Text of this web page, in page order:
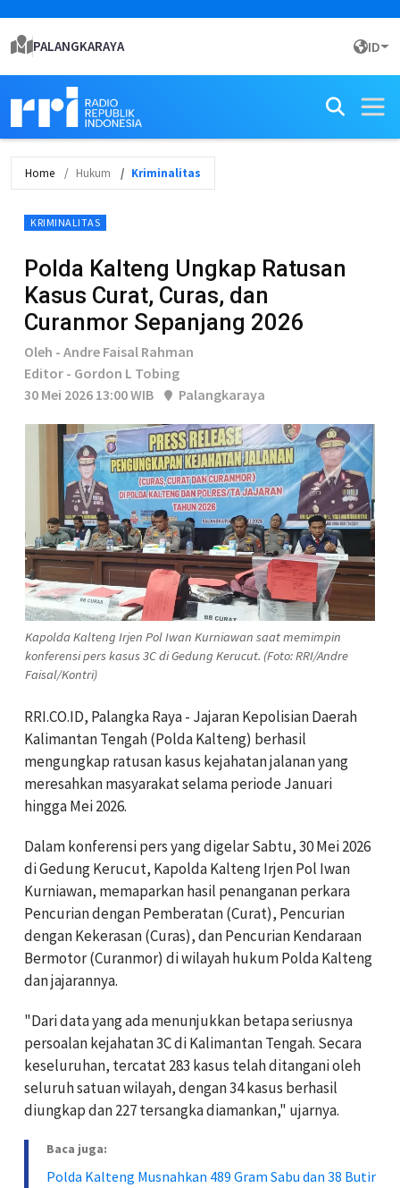
PALANGKARAYA ID
Home Hukum Kriminalitas
KRIMINALITAS
Polda Kalteng Ungkap Ratusan
Kasus Curat, Curas, dan
Curanmor Sepanjang 2026
Oleh - Andre Faisal Rahman
Editor - Gordon L Tobing
30 Mei 2026 13:00 WIB
Palangkaraya
Kapolda Kalteng Irjen Pol Iwan Kurniawan saat memimpin
konferensi pers kasus 3C di Gedung Kerucut. (Foto: RRI/Andre
Faisal/Kontri)
RRI.CO.ID, Palangka Raya - Jajaran Kepolisian Daerah
Kalimantan Tengah (Polda Kalteng) berhasil
mengungkap ratusan kasus kejahatan jalanan yang
meresahkan masyarakat selama periode Januari
hingga Mei 2026.
Dalam konferensi pers yang digelar Sabtu, 30 Mei 2026
di Gedung Kerucut, Kapolda Kalteng Irjen Pol Iwan
Kurniawan, memaparkan hasil penanganan perkara
Pencurian dengan Pemberatan (Curat), Pencurian
dengan Kekerasan (Curas), dan Pencurian Kendaraan
Bermotor (Curanmor) di wilayah hukum Polda Kalteng
dan jajarannya.
"Dari data yang ada menunjukkan betapa seriusnya
persoalan kejahatan 3C di Kalimantan Tengah. Secara
keseluruhan, tercatat 283 kasus telah ditangani oleh
seluruh satuan wilayah, dengan 34 kasus berhasil
diungkap dan 227 tersangka diamankan," ujarnya.
Baca juga:
Polda Kalteng Musnahkan 489 Gram Sabu dan 38 Butir